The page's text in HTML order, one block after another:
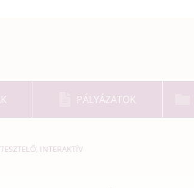
PÁLYÁZATOK
INTERAKTÍV